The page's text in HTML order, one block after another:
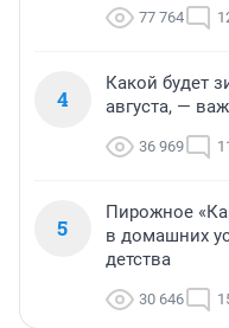
77 764
4
Какой будет
августа, —
36 969
5
Пирожное
в домашних
детства
30 646